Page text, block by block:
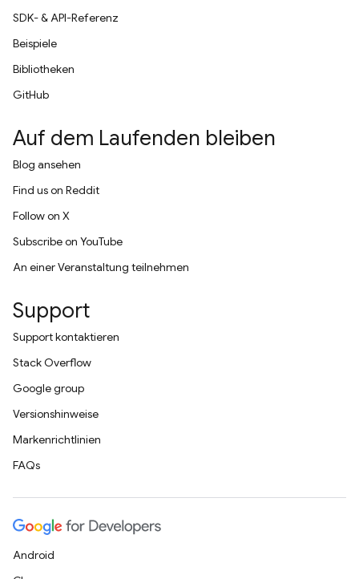
SDK- & API-Referenz
Beispiele
Bibliotheken
GitHub
Auf dem Laufenden bleiben
Blog ansehen
Find us on Reddit
Follow on X
Subscribe on YouTube
An einer Veranstaltung teilnehmen
Support
Support kontaktieren
Stack Overflow
Google group
Versionshinweise
Markenrichtlinien
FAQs
Android